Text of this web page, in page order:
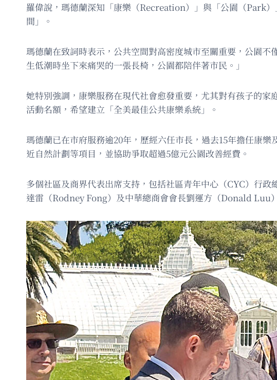
羅偉說，瑪德蘭深知「康樂（Recreation）」與「公園（Park
間」。
瑪德蘭在致詞時表示，公共空間對高密度城市至關重要，公園
生低潮時坐下來痛哭的一張長椅，公園都陪伴著市民。」
她特別強調，康樂服務在現代社會愈發重要，尤其對有孩子的
活動名額，希望建立「全美最佳公共康樂系統」。
瑪德蘭已在市府服務逾20年，歷經六任市長，過去15年擔任康
近自然計劃等項目，並協助爭取超過5億元公園改善經費。
多個社區及商界代表出席支持，包括社區青年中心（CYC）行
達雷（Rodney Fong）及中華總商會會長劉運方（Donald Luu